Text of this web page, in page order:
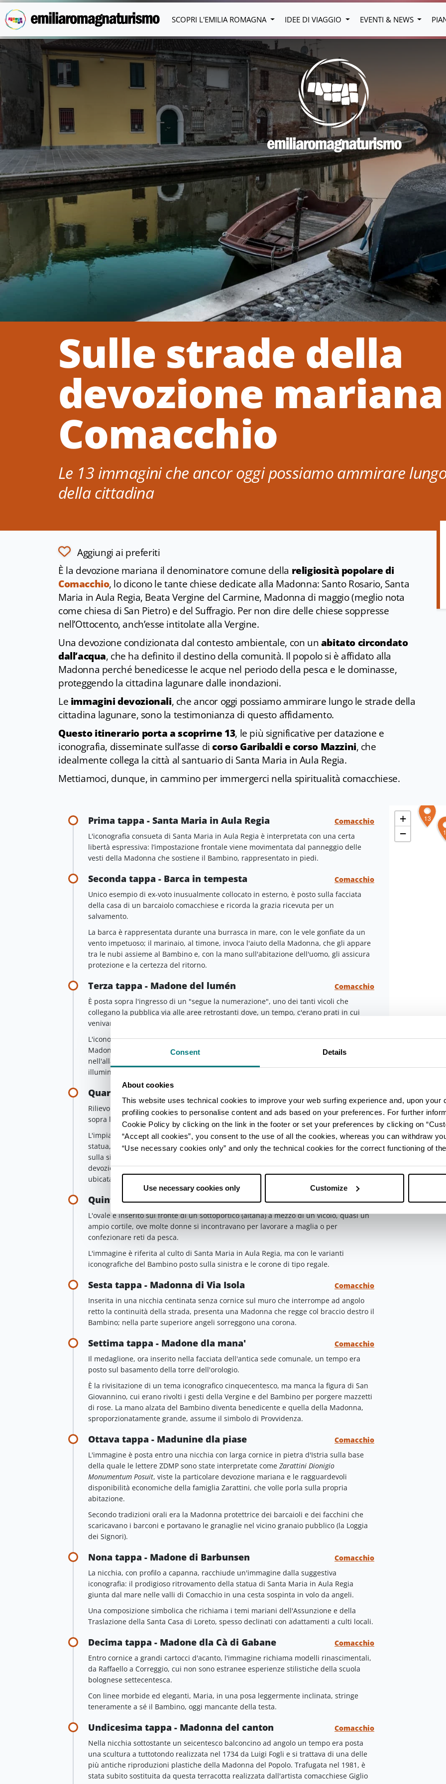
Consent Details
About cookies
This website uses technical cookies to improve your web surfing experience and, upon your
profiling cookies to personalise content and ads based on your preferences. For further
Cookie Policy by clicking on the link in the footer or set your preferences by clicking on
“Accept all cookies”, you consent to the use of all the cookies, whereas you can withdraw
“Use necessary cookies only” and only the technical cookies for the correct functioning of
Use necessary cookies only Customize
Vai al contenuto principale
SCOPRI L'EMILIA ROMAGNA IDEE DI VIAGGIO EVENTI & NEWS
Sulle strade della
devozione
Comacchio
Le 13 immagini che ancor oggi possiamo ammirare
della cittadina
Aggiungi ai preferiti
È la devozione mariana il denominatore comune della religiosità popolare di
Comacchio, lo dicono le tante chiese dedicate alla Madonna: Santo Rosario, Santa
Maria in Aula Regia, Beata Vergine del Carmine, Madonna di maggio (meglio nota
come chiesa di San Pietro) e del Suffragio. Per non dire delle chiese soppresse
nell’Ottocento, anch’esse intitolate alla Vergine.
Una devozione condizionata dal contesto ambientale, con unabitato circondato
dall’acqua, che ha definito il destino della comunità. Il popolo si è affidato alla
Madonna perché benedicesse le acque nel periodo della pesca e le dominasse,
proteggendo la cittadina lagunare dalle inondazioni.
Le immagini devozionali, che ancor oggi possiamo ammirare lungo le strade della
cittadina lagunare, sono la testimonianza di questo affidamento.
Questo itinerario porta a scoprirne 13, le più significative per datazione e
iconografia, disseminate sull’asse dicorso Garibaldi e corso Mazzini, che
idealmente collega la città al santuario di Santa Maria in Aula Regia.
Mettiamoci, dunque, in cammino per immergerci nella spiritualità comacchiese.
Prima tappa - Santa Maria in Aula Regia
Comacchio
L'iconografia consueta di Santa Maria in Aula Regia è interpretata con una certa
libertà espressiva: l’impostazione frontale viene movimentata dal panneggio delle
vesti della Madonna che sostiene il Bambino, rappresentato in piedi.
Seconda tappa - Barca in tempesta
Comacchio
Unico esempio di ex-voto inusualmente collocato in esterno, è posto sulla facciata
della casa di un barcaiolo comacchiese e ricorda la grazia ricevuta per un
salvamento.
La barca è rappresentata durante una burrasca in mare, con le vele gonfiate da un
vento impetuoso; il marinaio, al timone, invoca l'aiuto della Madonna, che gli appare
tra le nubi assieme al Bambino e, con la mano sull'abitazione dell'uomo, gli assicura
protezione e la certezza del ritorno.
Terza tappa - Madone del lumén
Comacchio
È posta sopra l'ingresso di un "segue la numerazione", uno dei tanti vicoli che
collegano la pubblica via alle aree retrostanti dove, un tempo, c'erano prati in cui
venivano tirate in secca le barche.
L'iconografia richiama una stampa di Agostino Carracci e presenta un'immagine della
Madonna del Latte, tema caro alla devozione delle donne che avevano problemi
nell'allattamento dei figli. Ai piedi della nicchia era posto un lume che serviva sia per
illuminare l'immagine che per rischiarare l'oscurità della via.
Quarta tappa - Madone dla Ca’ ad Galo
Rilievo ottenuto sul fondo concavo di un catino in terracotta incassato nella muratura
sopra l'ingresso di un vicolo "segue la numerazione".
L'impianto figurativo della Madonna col Bambino richiama le forme stilistiche della
statua, a medesimo tema, posta nella torre dell'orologio, con il Bambino posizionato
sulla sinistra. Per agevolare una più facile identificazione, spesso all'immagine
devozionale si associava il nome del proprietario della casa o del luogo in cui era
ubicata (torre, loggiato, piazza o nome della via).
Quinta tappa - Madone dl’antene o di gumetel
Comacchio
L'ovale è inserito sul fronte di un sottoportico (altana) a mezzo di un vicolo, quasi un
ampio cortile, ove molte donne si incontravano per lavorare a maglia o per
confezionare reti da pesca.
L'immagine è riferita al culto di Santa Maria in Aula Regia, ma con le varianti
iconografiche del Bambino posto sulla sinistra e le corone di tipo regale.
Sesta tappa - Madonna di Via Isola
Comacchio
Inserita in una nicchia centinata senza cornice sul muro che interrompe ad angolo
retto la continuità della strada, presenta una Madonna che regge col braccio destro il
Bambino; nella parte superiore angeli sorreggono una corona.
Settima tappa - Madone dla mana'
Comacchio
Il medaglione, ora inserito nella facciata dell'antica sede comunale, un tempo era
posto sul basamento della torre dell'orologio.
È la rivisitazione di un tema iconografico cinquecentesco, ma manca la figura di San
Giovannino, cui erano rivolti i gesti della Vergine e del Bambino per porgere mazzetti
di rose. La mano alzata del Bambino diventa benedicente e quella della Madonna,
sproporzionatamente grande, assume il simbolo di Provvidenza.
Ottava tappa - Madunine dla piase
Comacchio
L'immagine è posta entro una nicchia con larga cornice in pietra d'Istria sulla base
della quale le lettere ZDMP sono state interpretate come Zarattini Dionigio
Monumentum Posuit, viste la particolare devozione mariana e le ragguardevoli
disponibilità economiche della famiglia Zarattini, che volle porla sulla propria
abitazione.
Secondo tradizioni orali era la Madonna protettrice dei barcaioli e dei facchini che
scaricavano i barconi e portavano le granaglie nel vicino granaio pubblico (la Loggia
dei Signori).
Nona tappa - Madone di Barbunsen
Comacchio
La nicchia, con profilo a capanna, racchiude un'immagine dalla suggestiva
iconografia: il prodigioso ritrovamento della statua di Santa Maria in Aula Regia
giunta dal mare nelle valli di Comacchio in una cesta sospinta in volo da angeli.
Una composizione simbolica che richiama i temi mariani dell'Assunzione e della
Traslazione della Santa Casa di Loreto, spesso declinati con adattamenti a culti locali.
Decima tappa - Madone dla Cà di Gabane
Comacchio
Entro cornice a grandi cartocci d'acanto, l'immagine richiama modelli rinascimentali,
da Raffaello a Correggio, cui non sono estranee esperienze stilistiche della scuola
bolognese settecentesca.
Con linee morbide ed eleganti, Maria, in una posa leggermente inclinata, stringe
teneramente a sé il Bambino, oggi mancante della testa.
Undicesima tappa - Madonna del canton
Comacchio
Nella nicchia sottostante un seicentesco balconcino ad angolo un tempo era posta
una scultura a tuttotondo realizzata nel 1734 da Luigi Fogli e si trattava di una delle
più antiche riproduzioni plastiche della Madonna del Popolo. Trafugata nel 1981, è
stata subito sostituita da questa terracotta realizzata dall'artista comacchiese Giglio
13
+
−